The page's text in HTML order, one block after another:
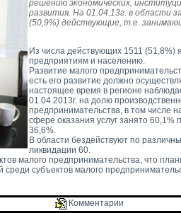
решению экономических,
развития. На 01.04.13г. в области
(50,9%) действующие, т.е.
Из числа действующих 1511 (51,8%)
предприятиям и населению.
Развитие малого
есть его развитие должно
настоящее время в регионе
01.04.2013г. на долю
предпринимательства, в том числе
сфере оказания услуг занято
36,6%.
В области бездействуют по
ликвидации 60.
малого предпринимательства, что
субъектов малого
Комментарии